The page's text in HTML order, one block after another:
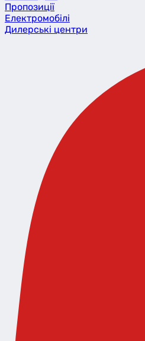
Пропозиції
Eлектромобілі
Дилерські центри